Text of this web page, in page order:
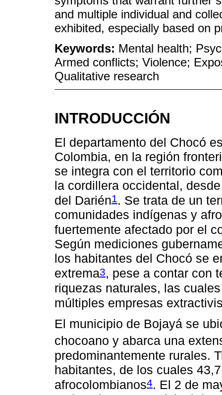
and multiple individual and
exhibited, especially based on
Keywords: Mental health;
Armed conflicts; Violence;
Qualitative research
INTRODUCCIÓN
El departamento del Chocó
Colombia, en la región
se integra con el territorio
la cordillera occidental,
del Darién1. Se trata de un
comunidades indígenas y
fuertemente afectado por el
Según mediciones
los habitantes del Chocó se
extrema3, pese a contar con
riquezas naturales, las
múltiples empresas
El municipio de Bojayá se
chocoano y abarca una
predominantemente rurales.
habitantes, de los cuales
afrocolombianos4. El 2 de